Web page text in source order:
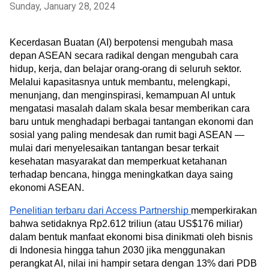
Sunday, January 28, 2024
Kecerdasan Buatan (AI) berpotensi mengubah masa
depan ASEAN secara radikal dengan mengubah cara
hidup, kerja, dan belajar orang-orang di seluruh sektor.
Melalui kapasitasnya untuk membantu, melengkapi,
menunjang, dan menginspirasi, kemampuan AI untuk
mengatasi masalah dalam skala besar memberikan cara
baru untuk menghadapi berbagai tantangan ekonomi dan
sosial yang paling mendesak dan rumit bagi ASEAN —
mulai dari menyelesaikan tantangan besar terkait
kesehatan masyarakat dan memperkuat ketahanan
terhadap bencana, hingga meningkatkan daya saing
ekonomi ASEAN.
Penelitian terbaru dari Access Partnership memperkirakan
bahwa setidaknya Rp2.612 triliun (atau US$176 miliar)
dalam bentuk manfaat ekonomi bisa dinikmati oleh bisnis
di Indonesia hingga tahun 2030 jika menggunakan
perangkat AI, nilai ini hampir setara dengan 13% dari PDB